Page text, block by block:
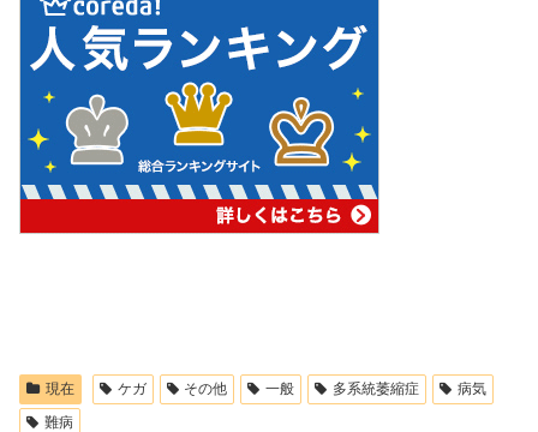
現在 ケガ その他 一般 多系統萎縮症
病気
難病